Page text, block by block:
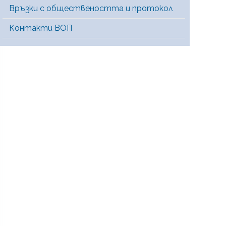
Връзки с обществеността и протокол
Контакти ВОП